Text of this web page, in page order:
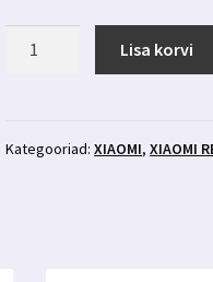
Pro
Lisa korvi
Kategooriad:XIAOMI,XIAOMI